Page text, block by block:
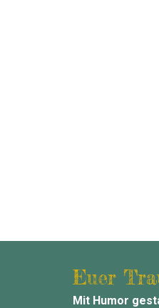
Euer
Mit Humor